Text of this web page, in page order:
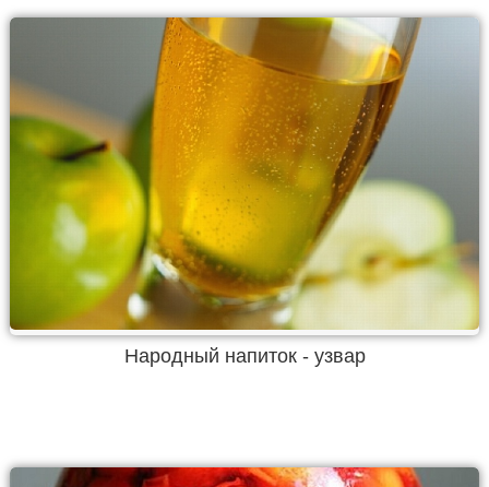
Народный напиток - узвар